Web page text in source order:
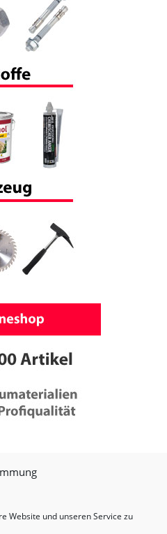
Website und unseren Service zu